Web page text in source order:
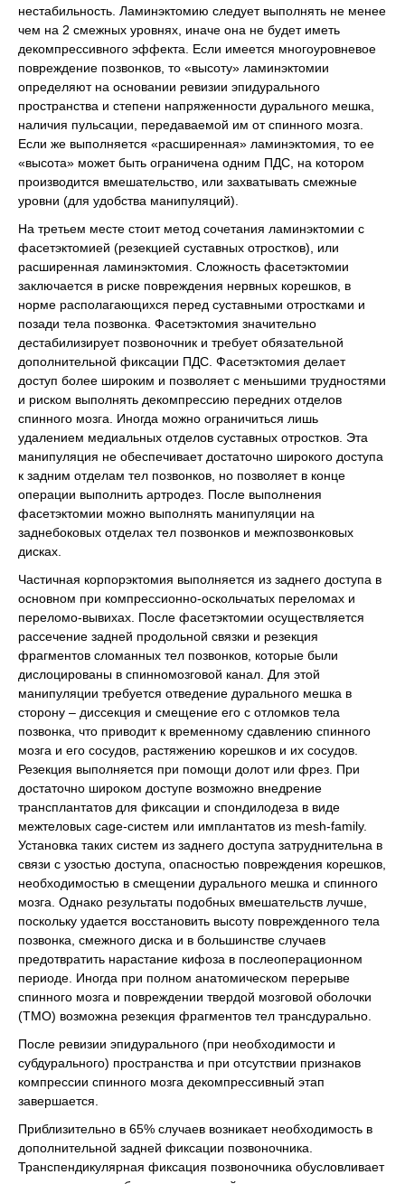
нестабильность. Ламинэктомию следует выполнять не менее
чем на 2 смежных уровнях, иначе она не будет иметь
декомпрессивного эффекта. Если имеется многоуровневое
повреждение позвонков, то «высоту» ламинэктомии
определяют на основании ревизии эпидурального
пространства и степени напряженности дурального мешка,
наличия пульсации, передаваемой им от спинного мозга.
Если же выполняется «расширенная» ламинэктомия, то ее
«высота» может быть ограничена одним ПДС, на котором
производится вмешательство, или захватывать смежные
уровни (для удобства манипуляций).
На третьем месте стоит метод сочетания ламинэктомии с
фасетэктомией (резекцией суставных отростков), или
расширенная ламинэктомия. Сложность фасетэктомии
заключается в риске повреждения нервных корешков, в
норме располагающихся перед суставными отростками и
позади тела позвонка. Фасетэктомия значительно
дестабилизирует позвоночник и требует обязательной
дополнительной фиксации ПДС. Фасетэктомия делает
доступ более широким и позволяет с меньшими трудностями
и риском выполнять декомпрессию передних отделов
спинного мозга. Иногда можно ограничиться лишь
удалением медиальных отделов суставных отростков. Эта
манипуляция не обеспечивает достаточно широкого доступа
к задним отделам тел позвонков, но позволяет в конце
операции выполнить артродез. После выполнения
фасетэктомии можно выполнять манипуляции на
заднебоковых отделах тел позвонков и межпозвонковых
дисках.
Частичная корпорэктомия выполняется из заднего доступа в
основном при компрессионно-оскольчатых переломах и
переломо-вывихах. После фасетэктомии осуществляется
рассечение задней продольной связки и резекция
фрагментов сломанных тел позвонков, которые были
дислоцированы в спинномозговой канал. Для этой
манипуляции требуется отведение дурального мешка в
сторону – диссекция и смещение его с отломков тела
позвонка, что приводит к временному сдавлению спинного
мозга и его сосудов, растяжению корешков и их сосудов.
Резекция выполняется при помощи долот или фрез. При
достаточно широком доступе возможно внедрение
трансплантатов для фиксации и спондилодеза в виде
межтеловых cage-систем или имплантатов из mesh-family.
Установка таких систем из заднего доступа затруднительна в
связи с узостью доступа, опасностью повреждения корешков,
необходимостью в смещении дурального мешка и спинного
мозга. Однако результаты подобных вмешательств лучше,
поскольку удается восстановить высоту поврежденного тела
позвонка, смежного диска и в большинстве случаев
предотвратить нарастание кифоза в послеоперационном
периоде. Иногда при полном анатомическом перерыве
спинного мозга и повреждении твердой мозговой оболочки
(ТМО) возможна резекция фрагментов тел трансдурально.
После ревизии эпидурального (при необходимости и
субдурального) пространства и при отсутствии признаков
компрессии спинного мозга декомпрессивный этап
завершается.
Приблизительно в 65% случаев возникает необходимость в
дополнительной задней фиксации позвоночника.
Транспендикулярная фиксация позвоночника обусловливает